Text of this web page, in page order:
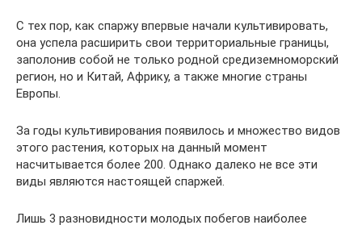
С тех пор, как спаржу впервые начали культивировать,
она успела расширить свои территориальные границы,
заполонив собой не только родной средиземноморский
регион, но и Китай, Африку, а также многие страны
Европы.
За годы культивирования появилось и множество видов
этого растения, которых на данный момент
насчитывается более 200. Однако далеко не все эти
виды являются настоящей спаржей.
Лишь 3 разновидности молодых побегов наиболее